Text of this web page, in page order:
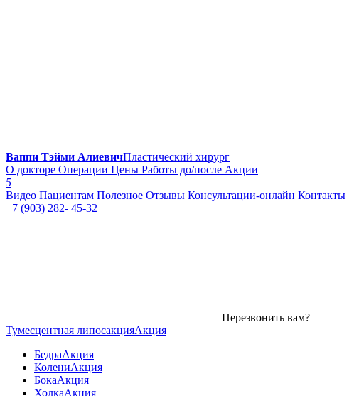
Ваппи Тэйми АлиевичПластический хирург
О докторе Операции Цены Работы до/после Акции
5
Видео Пациентам Полезное Отзывы Консультации-онлайн Контакты
+7 (903) 282- 45-32
Перезвонить вам?
Тумесцентная липосакцияАкция
БедраАкция
КолениАкция
БокаАкция
ХолкаАкция